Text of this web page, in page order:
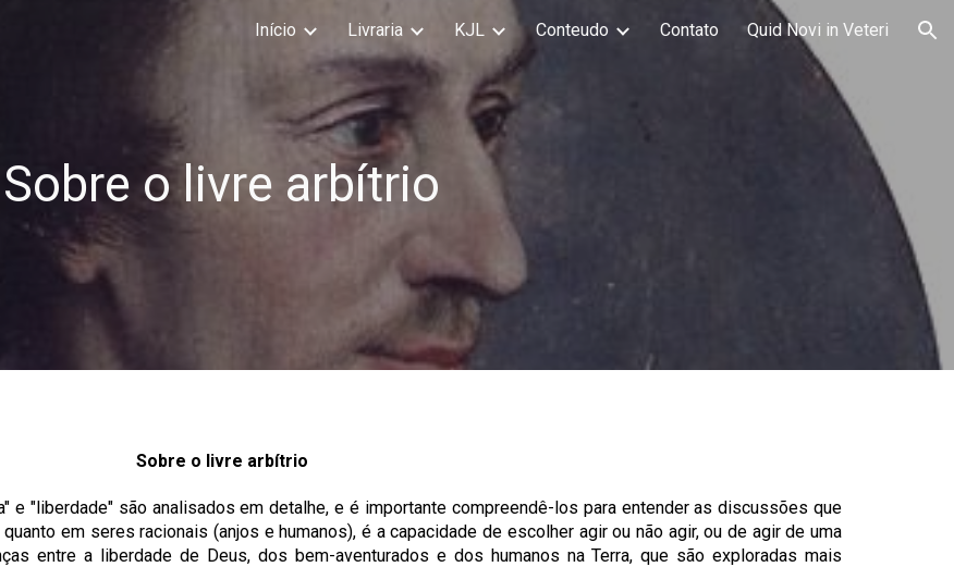
Skip to navigation
Início Livraria KJL Conteudo Contato Quid Novi in Veteri
Sobre o livre arbítrio
Sobre o livre arbítrio
e "liberdade" são analisados em detalhe, e é importante compreendê-los para entender as discussões que
em seres racionais (anjos e humanos), é a capacidade de escolher agir ou não agir, ou de agir de uma
entre a liberdade de Deus, dos bem-aventurados e dos humanos na Terra, que são exploradas mais